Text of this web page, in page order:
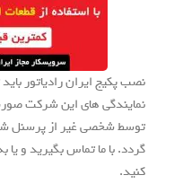
نصب پکیج ایران رادیاتور
نمایندگی های این شرکت
توسط شخصی غیر از پرسنل
گردد. با ما تماس بگیرید و یا
کنید.